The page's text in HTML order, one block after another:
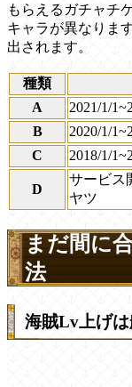
もらえるガチャチ
キャラが異なりま
出されます。
種類
A
2021/1/
B
2020/1/
C
2018/1/
D
サービス
ヤツ
まだ間に
法
海賊Lv上げ